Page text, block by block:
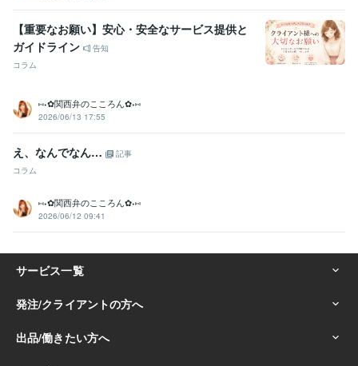
【重要なお願い】安心・安全なサービス提供と
ガイドライン
告知
コラム
⑅⁠˖⁠✿⁠関西弁のこころん✿⁠⁠˖⁠⑅
2026/06/13 17:55
え、なんでなん…
記事
コラム
⑅⁠˖⁠✿⁠関西弁のこころん✿⁠⁠˖⁠⑅
2026/06/12 09:41